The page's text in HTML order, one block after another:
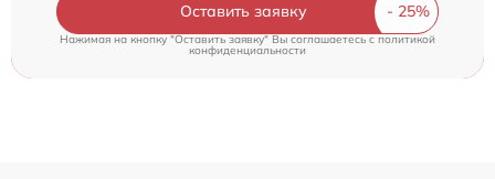
Оставить заявку
Нажимая на кнопку "Оставить заявку" Вы соглашаетесь cполитикой
конфиденциальности